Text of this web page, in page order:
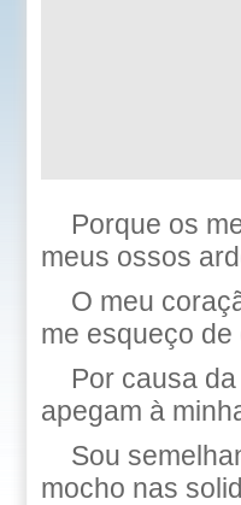
Porque os
meus ossos
O meu
me esqueço
Por causa
apegam à
Sou
mocho nas